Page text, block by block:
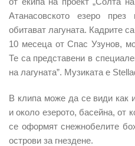
Атанасовското езеро
обитават лагуната. Кадрите
10 месеца от Спас Узунов,
Те са представени в
на лагуната”. Музиката е
В клипа може да се види как
и около езерото, басейна, от
се оформят снежнобелите
острови за гнездене.